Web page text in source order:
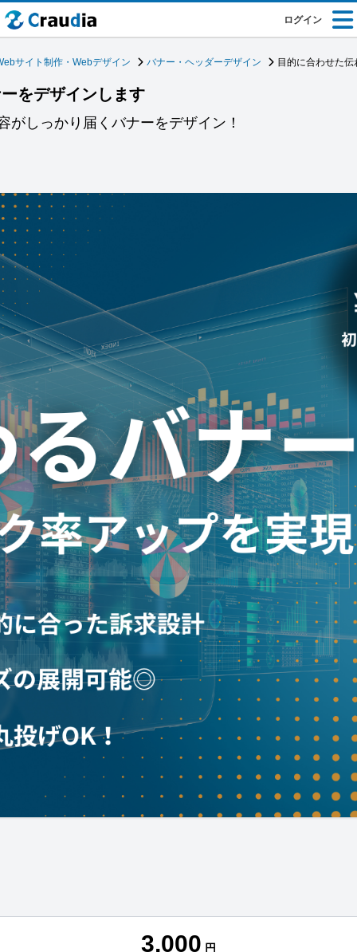
ログイン
サイト制作・Webデザイン バナー・ヘッダーデザイン 目的に合わせた
をデザインします
がしっかり届くバナーをデザイン！
3,000 円